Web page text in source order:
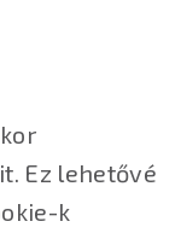
Ez lehetővé
k